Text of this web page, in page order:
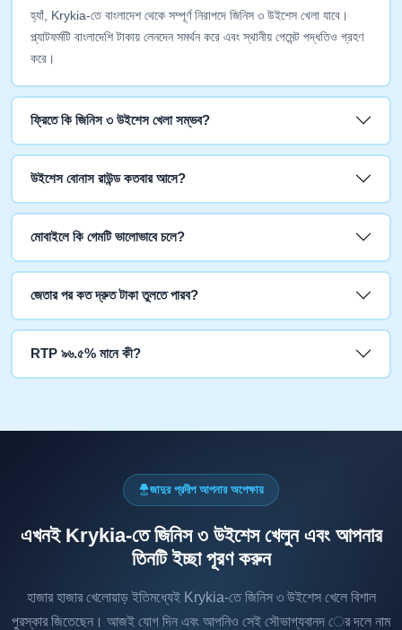
হ্যাঁ, Krykia-তে বাংলাদেশ থেকে সম্পূর্ণ নিরাপদে জিনিস ৩ উইশেস খেলা যাবে।
প্ল্যাটফর্মটি বাংলাদেশি টাকায় লেনদেন সমর্থন করে এবং স্থানীয় পেমেন্ট পদ্ধতিও গ্রহণ
করে।
ফ্রিতে কি জিনিস ৩ উইশেস খেলা সম্ভব?
উইশেস বোনাস রাউন্ড কতবার আসে?
মোবাইলে কি গেমটি ভালোভাবে চলে?
জেতার পর কত দ্রুত টাকা তুলতে পারব?
RTP ৯৬.৫% মানে কী?
জাদুর প্রদীপ আপনার অপেক্ষায়
এখনই Krykia-তে জিনিস ৩ উইশেস খেলুন এবং আপনার
তিনটি ইচ্ছা পূরণ করুন
হাজার হাজার খেলোয়াড় ইতিমধ্যেই Krykia-তে জিনিস ৩ উইশেস খেলে বিশাল
পুরস্কার জিতেছেন। আজই যোগ দিন এবং আপনিও সেই সৌভাগ্যবানদ ের দলে নাম